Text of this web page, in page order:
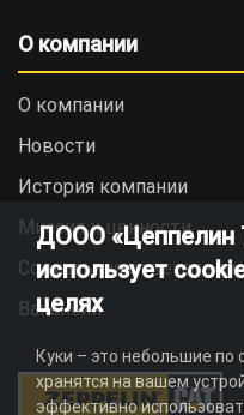
О компании
О компании
Новости
История компании
Миссия и ценности
Социальная
Вакансии
ДООО «Цеппелин
использует
целях
Куки – это небольшие
хранятся на вашем
эффективно